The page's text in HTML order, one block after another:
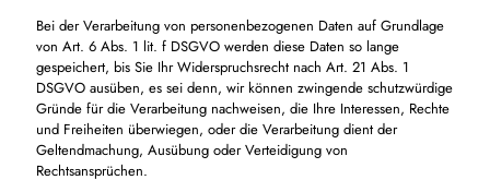
Bei der Verarbeitung von personenbezogenen Daten auf Grundlage
von Art. 6 Abs. 1 lit. f DSGVO werden diese Daten so lange
gespeichert, bis Sie Ihr Widerspruchsrecht nach Art. 21 Abs. 1
DSGVO ausüben, es sei denn, wir können zwingende schutzwürdige
Gründe für die Verarbeitung nachweisen, die Ihre Interessen, Rechte
und Freiheiten überwiegen, oder die Verarbeitung dient der
Geltendmachung, Ausübung oder Verteidigung von
Rechtsansprüchen.